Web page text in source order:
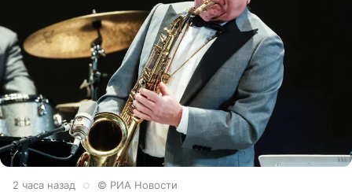
2 часа назад © РИА Новости